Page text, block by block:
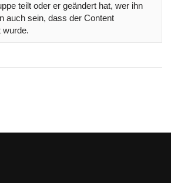
teilt oder er geändert hat, wer ihn
auch sein, dass der Content
wurde.